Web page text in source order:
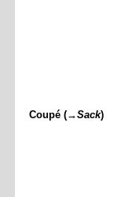
Coupé (→Sack)